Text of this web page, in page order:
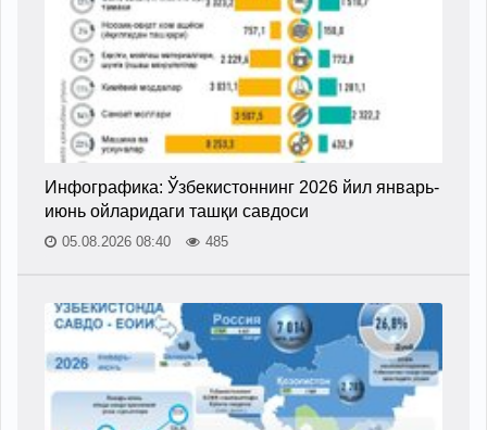
Инфографика: Ўзбекистоннинг 2026 йил январь-
июнь ойларидаги ташқи савдоси
05.08.2026 08:40 485